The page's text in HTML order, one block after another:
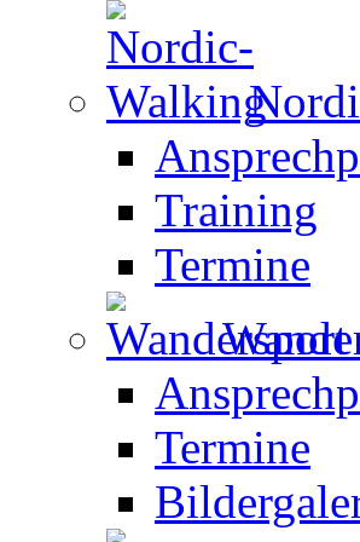
Training
Termine
Termine